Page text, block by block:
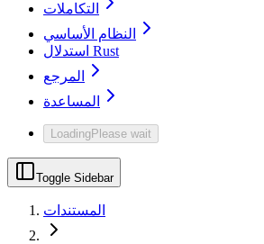
التكاملات
النظام الأساسي
استدلال Rust
المرجع
المساعدة
LoadingPlease wait
Toggle Sidebar
المستندات